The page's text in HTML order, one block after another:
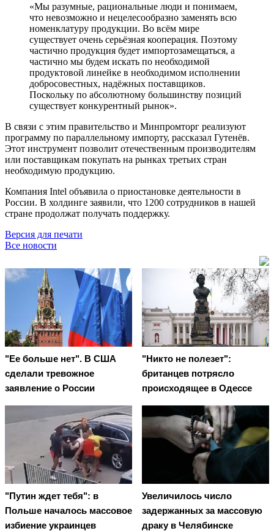
«Мы разумные, рациональные люди и понимаем,
что невозможно и нецелесообразно заменять всю
номенклатуру продукции. Во всём мире
существует очень серьёзная кооперация. Поэтому
частично продукция будет импортозамещаться, а
частично мы будем искать по необходимой
продуктовой линейке в необходимом исполнении
добросовестных, надёжных поставщиков.
Поскольку по абсолютному большинству позиций
существует конкурентный рынок».
В связи с этим правительство и Минпромторг реализуют
программу по параллельному импорту, рассказал Гутенёв.
Этот инструмент позволит отечественным производителям
или поставщикам покупать на рынках третьих стран
необходимую продукцию.
Компания Intel объявила о приостановке деятельности в
России. В холдинге заявили, что 1200 сотрудников в нашей
стране продолжат получать поддержку.
Версия для печати
Все новости
"Ее больше нет". В США
сделали тревожное
заявление о России
"Никто не полезет":
британцев потрясло
происходящее в Одессе
"Путин ждет тебя": в
Польше началось массовое
избиение украинцев
Увеличилось число
задержанных за массовую
драку в Челябинске